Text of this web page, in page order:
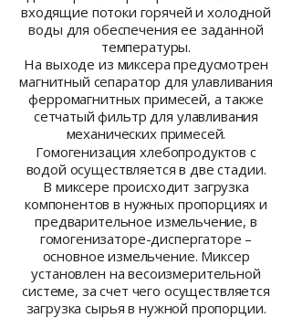
входящие потоки горячей и холодной
воды для обеспечения ее заданной
температуры.
На выходе из миксера предусмотрен
магнитный сепаратор для улавливания
ферромагнитных примесей, а также
сетчатый фильтр для улавливания
механических примесей.
Гомогенизация хлебопродуктов с
водой осуществляется в две стадии.
В миксере происходит загрузка
компонентов в нужных пропорциях и
предварительное измельчение, в
гомогенизаторе-диспергаторе –
основное измельчение. Миксер
установлен на весоизмерительной
системе, за счет чего осуществляется
загрузка сырья в нужной пропорции.